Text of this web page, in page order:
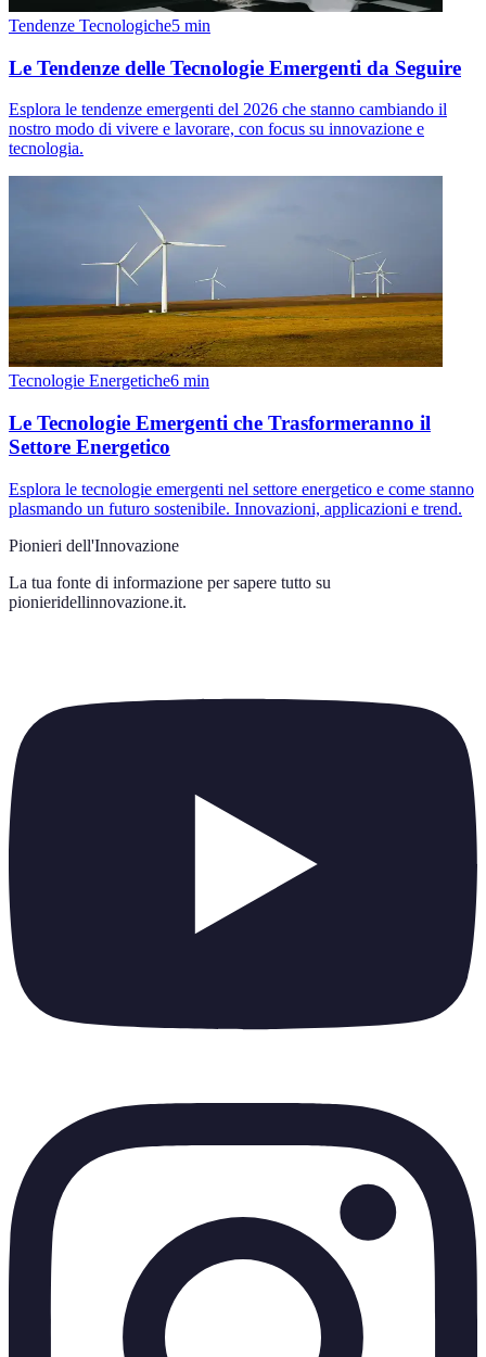
Tendenze Tecnologiche5 min
Le Tendenze delle Tecnologie Emergenti da Seguire
Esplora le tendenze emergenti del 2026 che stanno cambiando il
nostro modo di vivere e lavorare, con focus su innovazione e
tecnologia.
Tecnologie Energetiche6 min
Le Tecnologie Emergenti che Trasformeranno il
Settore Energetico
Esplora le tecnologie emergenti nel settore energetico e come stanno
plasmando un futuro sostenibile. Innovazioni, applicazioni e trend.
Pionieri dell'Innovazione
La tua fonte di informazione per sapere tutto su
pionieridellinnovazione.it.